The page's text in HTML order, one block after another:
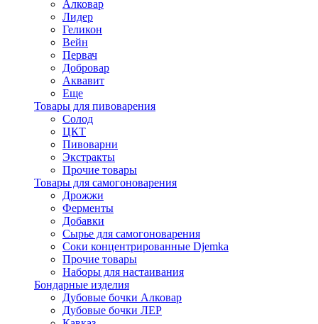
Алковар
Лидер
Геликон
Вейн
Первач
Добровар
Аквавит
Еще
Товары для пивоварения
Солод
ЦКТ
Пивоварни
Экстракты
Прочие товары
Товары для самогоноварения
Дрожжи
Ферменты
Добавки
Сырье для самогоноварения
Соки концентрированные Djemka
Прочие товары
Наборы для настаивания
Бондарные изделия
Дубовые бочки Алковар
Дубовые бочки ЛЕР